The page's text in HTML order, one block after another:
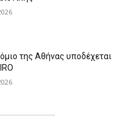
της Αθήνας υποδέχεται